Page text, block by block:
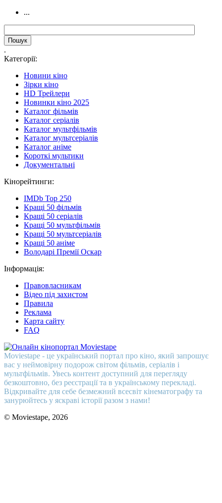
...
.
Категорії:
Новини кіно
Зірки кіно
HD Трейлери
Новинки кіно 2025
Каталог фільмів
Каталог серіалів
Каталог мультфільмів
Каталог мультсеріалів
Каталог аніме
Короткі мультики
Документальні
Кінорейтинги:
IMDb Top 250
Кращі 50 фільмів
Кращі 50 серіалів
Кращі 50 мультфільмів
Кращі 50 мультсеріалів
Кращі 50 аніме
Володарі Премії Оскар
Інформація:
Правовласникам
Відео під захистом
Правила
Реклама
Карта сайту
FAQ
Moviestape - це український портал про кіно, який запрошує
вас у неймовірну подорож світом фільмів, серіалів і
мультфільмів. Увесь контент доступний для перегляду
безкоштовно, без реєстрації та в українському перекладі.
Відкривайте для себе безмежний всесвіт кінематографу та
занурюйтесь у яскраві історії разом з нами!
© Moviestape, 2026